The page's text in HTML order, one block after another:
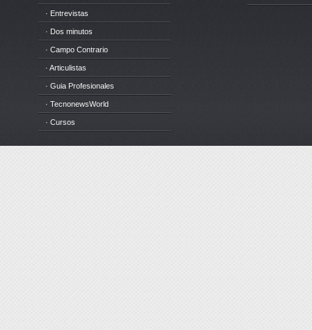
· Entrevistas
· Dos minutos
· Campo Contrario
· Articulistas
· Guia Profesionales
· TecnonewsWorld
· Cursos